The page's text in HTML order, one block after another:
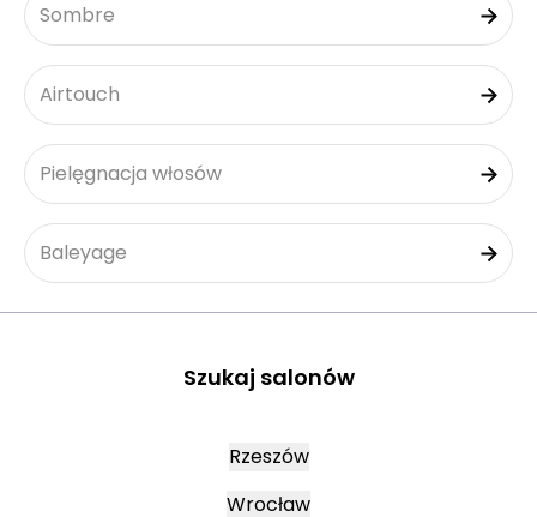
Sombre
Airtouch
Pielęgnacja włosów
Baleyage
Szukaj salonów
Rzeszów
Wrocław